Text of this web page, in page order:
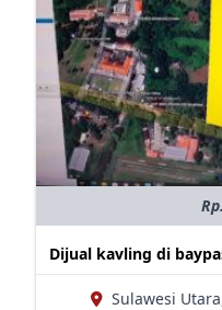
Dijual kavling di
Sulawesi